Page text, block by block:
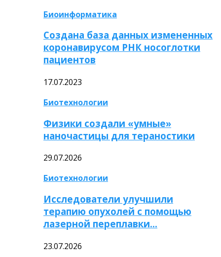
Биоинформатика
Создана база данных измененных
коронавирусом РНК носоглотки
пациентов
17.07.2023
Биотехнологии
Физики создали «умные»
наночастицы для тераностики
29.07.2026
Биотехнологии
Исследователи улучшили
терапию опухолей с помощью
лазерной переплавки…
23.07.2026